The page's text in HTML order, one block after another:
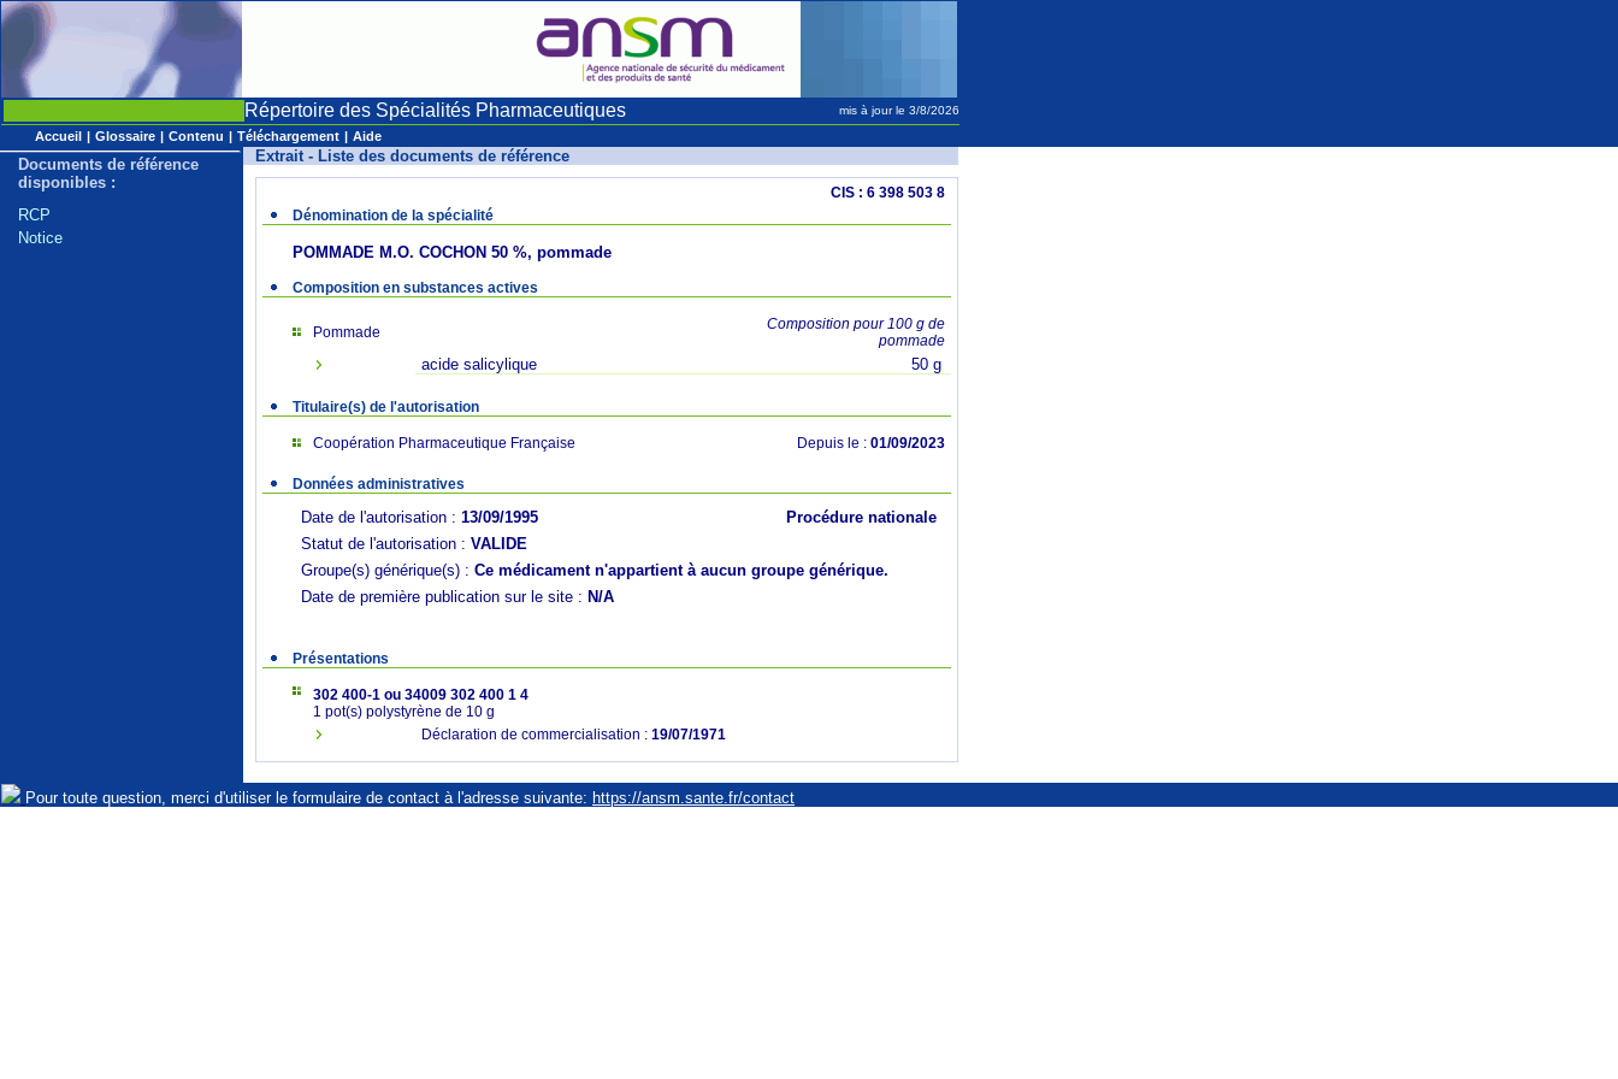
Répertoire des Spécialités Pharmaceutiques mis à jour le 3/8/2026
Accueil | Glossaire | Contenu | Téléchargement | Aide
Documents de référence
disponibles :
RCP
Notice
Extrait - Liste des documents de référence
CIS : 6 398 503 8
Dénomination de la spécialité
POMMADE M.O. COCHON 50 %, pommade
Composition en substances actives
Pommade
Composition pour 100 g de
pommade
acide salicylique 50 g
Titulaire(s) de l'autorisation
Coopération Pharmaceutique Française Depuis le : 01/09/2023
Données administratives
Date de l'autorisation : 13/09/1995
Procédure nationale
Statut de l'autorisation : VALIDE
Groupe(s) générique(s) : Ce médicament n'appartient à aucun groupe générique.
Date de première publication sur le site : N/A
Présentations
302 400-1 ou 34009 302 400 1 4
1 pot(s) polystyrène de 10 g
Déclaration de commercialisation : 19/07/1971
Pour toute question, merci d'utiliser le formulaire de contact à l'adresse suivante: https://ansm.sante.fr/contact